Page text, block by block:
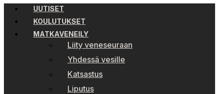
UUTISET
KOULUTUKSET
MATKAVENEILY
Liity veneseuraan
Yhdessä vesille
Katsastus
Liputus